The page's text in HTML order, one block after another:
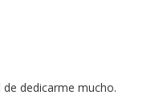
dedicarme mucho.